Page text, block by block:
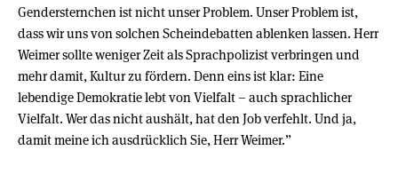
Gendersternchen ist nicht unser Problem. Unser Problem ist,
dass wir uns von solchen Scheindebatten ablenken lassen. Herr
Weimer sollte weniger Zeit als Sprachpolizist verbringen und
mehr damit, Kultur zu fördern. Denn eins ist klar: Eine
lebendige Demokratie lebt von Vielfalt – auch sprachlicher
Vielfalt. Wer das nicht aushält, hat den Job verfehlt. Und ja,
damit meine ich ausdrücklich Sie, Herr Weimer.”